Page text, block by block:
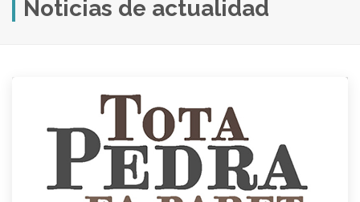
Noticias de actualidad